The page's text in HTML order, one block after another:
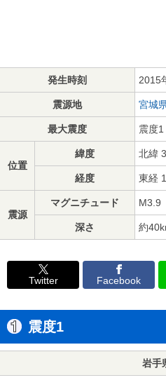
発生時刻 2015
震源地 宮城
最大震度 震度1
位置
緯度 北緯
経度 東経
震源
マグニチュード M3.9
深さ 約
Twitter Facebook
震度1
岩手